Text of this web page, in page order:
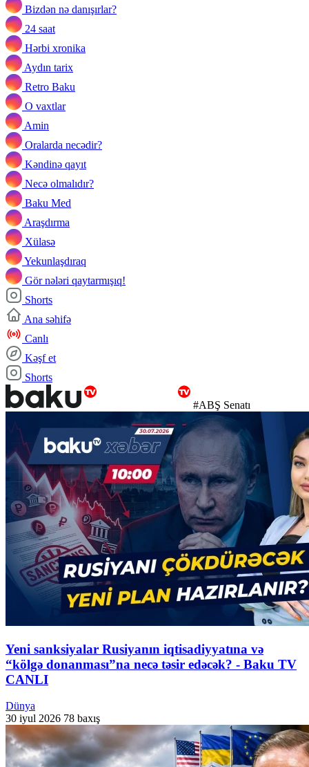
Bizdən nə danışırlar?
24 saat
Hərbi xronika
Aydın tarix
Retro Baku
O vaxtlar
Amin
Oralarda necədir?
Kəndinə qayıt
Necə olmalıdır?
Baku Med
Araşdırma
Xülasə
Yekunlaşdıraq
Gör nələri qaytarmışıq!
Shorts
Ana səhifə
Canlı
Kəşf et
Shorts
#ABŞ Senatı
Yeni sanksiyalar Rusiyanın iqtisadiyyatına və
“kölgə donanması”na necə təsir edəcək? - Baku TV
CANLI
Dünya
30 iyul 2026 78 baxış